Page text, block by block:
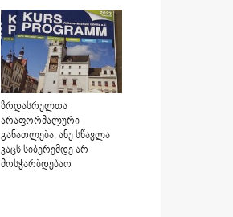
ზრდასრულთა
არაფორმალური
განათლება, ანუ სწავლა
კაცს სიბერემდე არ
მოსჭარბდებაო